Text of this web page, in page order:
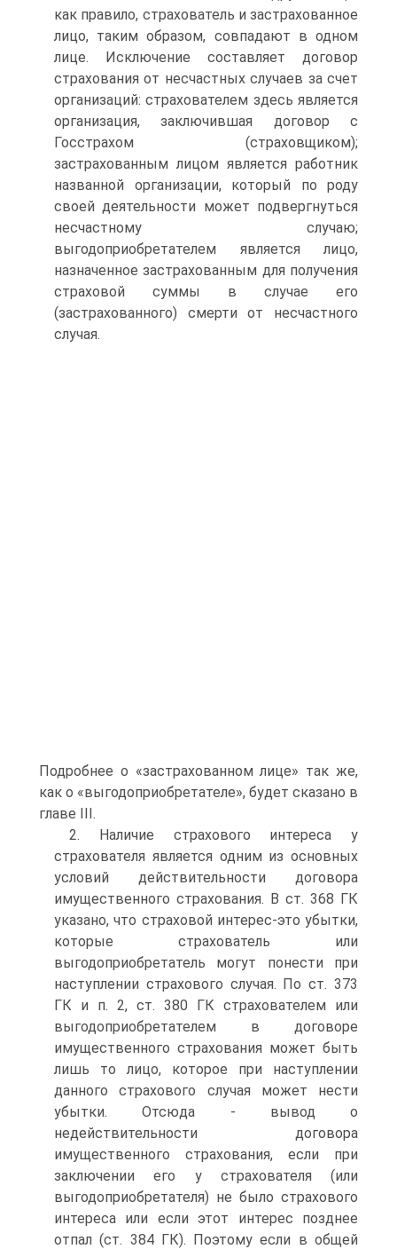
как правило, страхователь и застрахованное
лицо, таким образом, совпадают в одном
лице. Исключение составляет договор
страхования от несчастных случаев за счет
организаций: страхователем здесь является
организация, заключившая договор с
Госстрахом (страховщиком);
застрахованным лицом является работник
названной организации, который по роду
своей деятельности может подвергнуться
несчастному случаю;
выгодоприобретателем является лицо,
назначенное застрахованным для получения
страховой суммы в случае его
(застрахованного) смерти от несчастного
случая.
Подробнее о «застрахованном лице» так же,
как о «выгодоприобретателе», будет сказано в
главе III.
2. Наличие страхового интереса у
страхователя является одним из основных
условий действительности договора
имущественного страхования. В ст. 368 ГК
указано, что страховой интерес-это убытки,
которые страхователь или
выгодоприобретатель могут понести при
наступлении страхового случая. По ст. 373
ГК и п. 2, ст. 380 ГК страхователем или
выгодоприобретателем в договоре
имущественного страхования может быть
лишь то лицо, которое при наступлении
данного страхового случая может нести
убытки. Отсюда - вывод о
недействительности договора
имущественного страхования, если при
заключении его у страхователя (или
выгодоприобретателя) не было страхового
интереса или если этот интерес позднее
отпал (ст. 384 ГК). Поэтому если в общей